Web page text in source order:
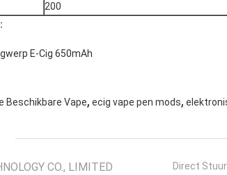
200
E-Cig 650mAh
Beschikbare Vape, ecig vape pen mods,
CO., LIMITED Direct